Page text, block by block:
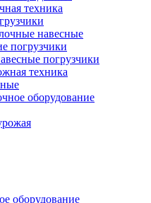
техника
навесные
погрузчики
погрузчики
техника
оборудование
оборудование